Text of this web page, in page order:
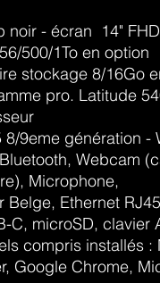
noir - écran 14"
500/1To en option
stockage 8/16Go
pro. Latitude
8/9eme génération -
Webcam
Microphone,
Belge, Ethernet
C, microSD, clavier
compris installés
Google Chrome,